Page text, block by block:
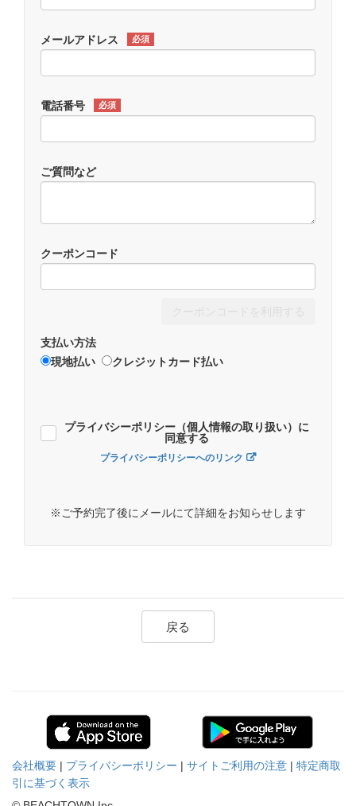
メールアドレス 必須
電話番号 必須
ご質問など
クーポンコード
支払い方法
現地払い
クレジットカード払い
プライバシーポリシー（個人情報の取り扱い）に
同意する
プライバシーポリシーへのリンク
※ご予約完了後にメールにて詳細をお知らせします
戻る
会社概要 | プライバシーポリシー | サイトご利用の注意 | 特定商取
引に基づく表示